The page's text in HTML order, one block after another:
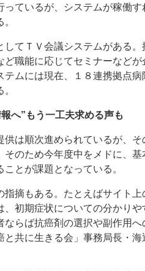
っているが、システムが稼働
てＴＶ会議システムがある
ど職能に応じてセミナーなど
テムには現在、１８連携拠点
へ”もう一工夫求める声も
は順次進められているが、そ
そのため今年度中をメドに、
とが課題となっている。
摘もある。たとえばサイト
、初期症状についての分かり
ならば抗癌剤の選択や副作用
と共に生きる会」事務局長・